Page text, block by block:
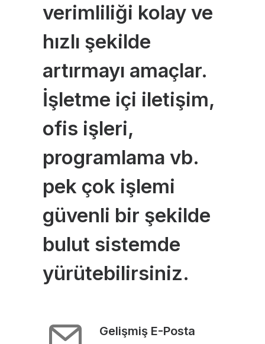
verimliliği kolay ve
hızlı şekilde
artırmayı amaçlar.
İşletme içi iletişim,
ofis işleri,
programlama vb.
pek çok işlemi
güvenli bir şekilde
bulut sistemde
yürütebilirsiniz.
Gelişmiş E-Posta